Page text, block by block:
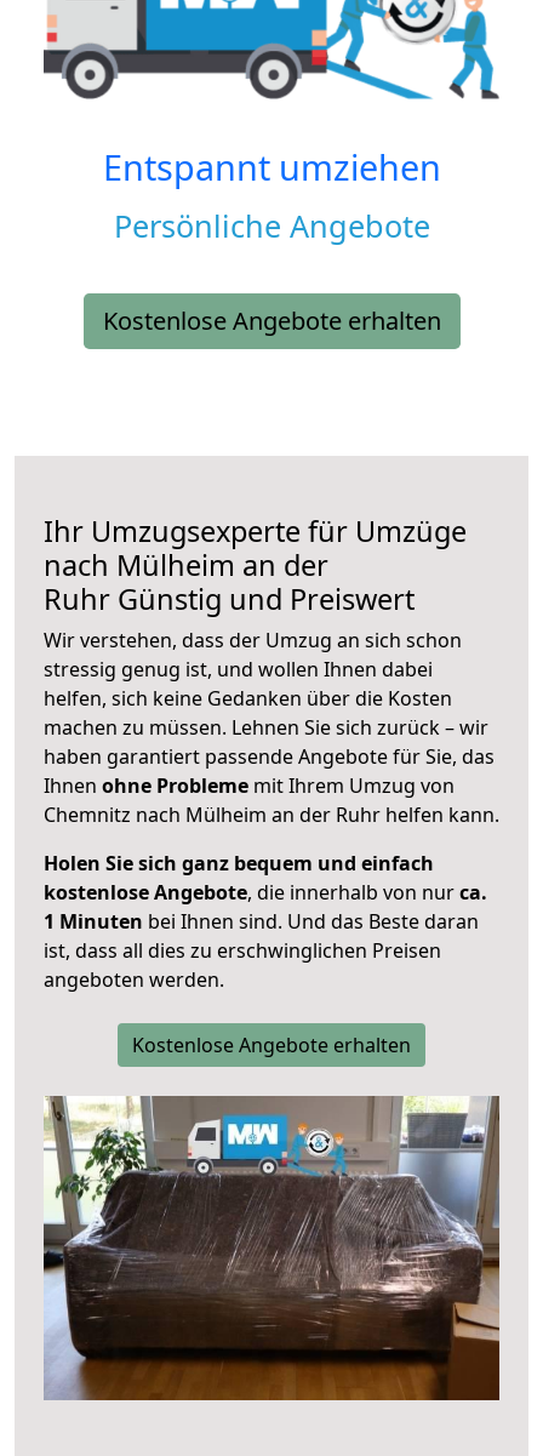
Entspannt umziehen
Persönliche Angebote
Kostenlose Angebote erhalten
Ihr Umzugsexperte für Umzüge
nach Mülheim an der
Ruhr Günstig und Preiswert
Wir verstehen, dass der Umzug an sich schon
stressig genug ist, und wollen Ihnen dabei
helfen, sich keine Gedanken über die Kosten
machen zu müssen. Lehnen Sie sich zurück – wir
haben garantiert passende Angebote für Sie, das
Ihnen ohne Probleme mit Ihrem Umzug von
Chemnitz nach Mülheim an der Ruhr helfen kann.
Holen Sie sich ganz bequem und einfach
kostenlose Angebote, die innerhalb von nurca.
1 Minuten bei Ihnen sind. Und das Beste daran
ist, dass all dies zu erschwinglichen Preisen
angeboten werden.
Kostenlose Angebote erhalten